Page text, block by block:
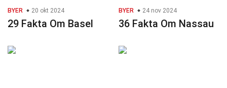
BYER 20 okt 2024
29 Fakta Om Basel
BYER 24 nov 2024
36 Fakta Om Nassau